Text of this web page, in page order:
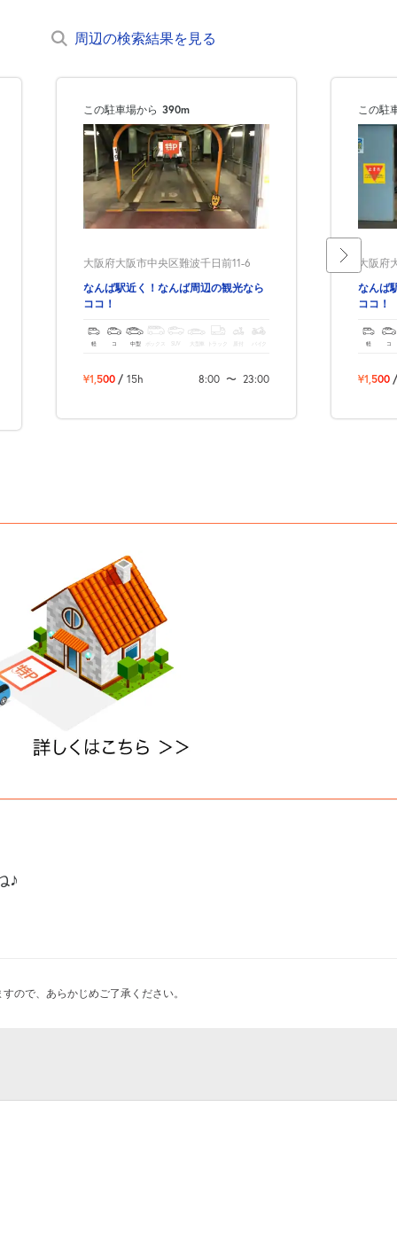
周辺の検索結果を見る
この駐車場から 390m
大阪府大阪市中央区難波千日前11-6
なんば駅近く！なんば周辺の観光なら
ココ！
軽 コ 中型 ボックス SUV 大型車 トラック バイク
¥1,500 / 15h 8:00 〜 23:00
この駐
大阪府
なんば
ココ！
軽 コ
¥1,500 /
♪
ので、あらかじめご了承ください。
画展